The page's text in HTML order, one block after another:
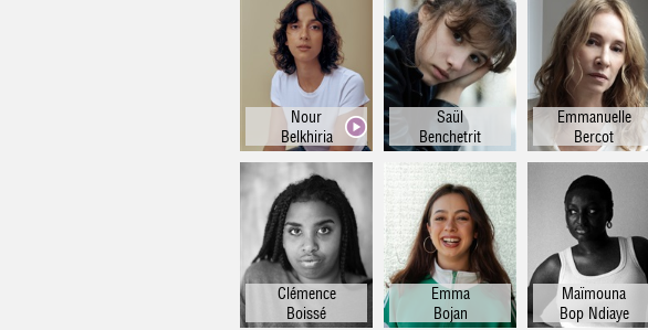
Coréen
Wolof
Catalan
Persan
Tunisien
Libanais
Algérien
Perse
Langue
Signes
Nour
Belkhiria
Saül
Benchetrit
Emmanuelle
Bercot
Clémence
Boissé
Emma
Bojan
Maïmouna
Bop Ndiaye